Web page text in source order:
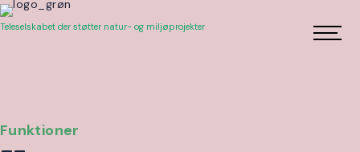
Teleselskabet der støtter natur- og miljøprojekter
Funktioner